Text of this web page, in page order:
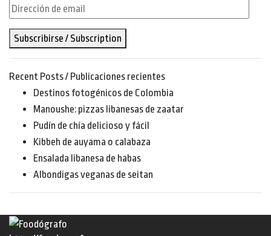
Dirección
email
Subscribirse / Subscription
Recent Posts / Publicaciones recientes
Destinos fotogénicos de Colombia
Manoushe: pizzas libanesas de zaatar
Pudín de chía delicioso y fácil
Kibbeh de auyama o calabaza
Ensalada libanesa de habas
Albondigas veganas de seitan